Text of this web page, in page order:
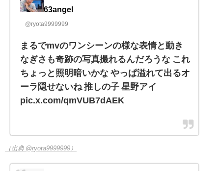
63angel
@ryota9999999
まるでmvのワンシーンの様な表情と動き
なぎさも奇跡の写真撮れるんだろうな これ
ちょっと照明暗いかな やっぱ溢れて出るオ
ーラ隠せないね 推しの子 星野アイ
pic.x.com/qmVUB7dAEK
（出典 @ryota9999999）